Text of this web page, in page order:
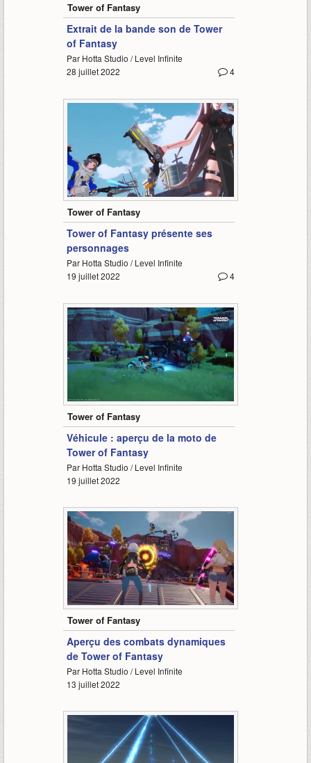
Tower of Fantasy
Extrait de la bande son de Tower
of Fantasy
Par Hotta Studio / Level Infinite
4
28 juillet 2022
1:43
Tower of Fantasy
Tower of Fantasy présente ses
personnages
Par Hotta Studio / Level Infinite
4
19 juillet 2022
Tower of Fantasy
Véhicule : aperçu de la moto de
Tower of Fantasy
Par Hotta Studio / Level Infinite
19 juillet 2022
1:05
Tower of Fantasy
Aperçu des combats dynamiques
de Tower of Fantasy
Par Hotta Studio / Level Infinite
13 juillet 2022